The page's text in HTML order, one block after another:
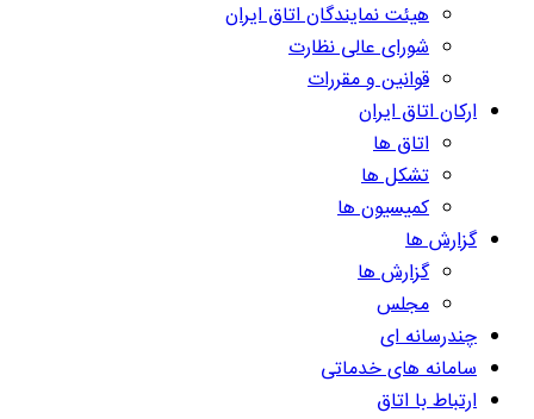
هیئت نمایندگان اتاق ایران
شورای عالی نظارت
قوانین و مقررات
ارکان اتاق ایران
اتاق ها
تشکل ها
کمیسیون ها
گزارش ها
گزارش ها
مجلس
چندرسانه ای
سامانه های خدماتی
ارتباط با اتاق